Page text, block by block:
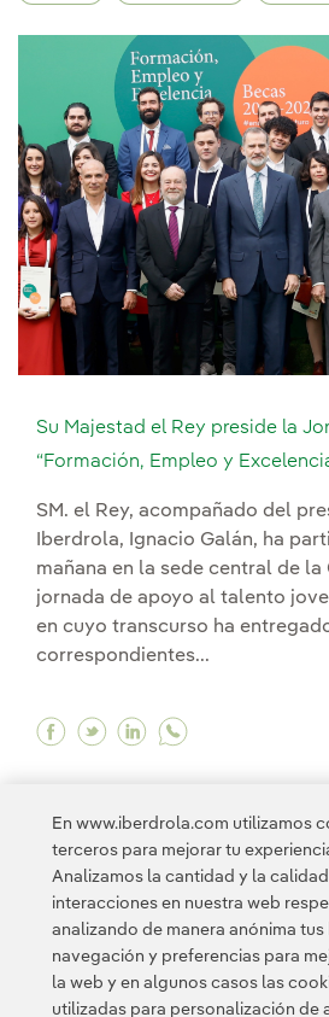
Su Majestad el Rey preside la
“Formación, Empleo y
SM. el Rey, acompañado del
Iberdrola, Ignacio Galán, ha
mañana en la sede central de la
jornada de apoyo al talento
en cuyo transcurso ha
correspondientes...
Facebook Su Majestad
Twitter Su Majestad
Linkedin Su
< 1 2 3 4 5
En www.iberdrola.com utilizamos
terceros para mejorar tu
Analizamos la cantidad y la
interacciones en nuestra web
analizando de manera anónima
navegación y preferencias para
la web y en algunos casos las
utilizadas para personalización de